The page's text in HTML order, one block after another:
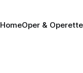
HomeOper & Operette